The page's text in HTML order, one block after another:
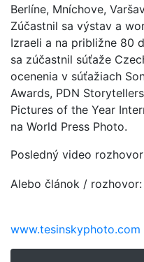
Berlíne, Mníchove,
Zúčastnil sa výstav a
Izraeli a na približne 80
sa zúčastnil súťaže
ocenenia v súťažiach
Awards, PDN
Pictures of the Year
na World Press Photo.
Posledný video
Alebo článok / rozhovor:
www.tesinskyphoto.com